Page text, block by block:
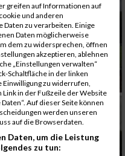
greifen auf Informationen auf
und anderen
zu verarbeiten. Einige
Daten möglicherweise
dem zu widersprechen, öffnen
akzeptieren, ablehnen
„Einstellungen verwalten“
Schaltfläche in der linken
zu widerrufen,
Link in der Fußzeile der Website
Auf dieser Seite können
werden unseren
auf die Browserdaten.
Daten, um die Leistung
zu tun: